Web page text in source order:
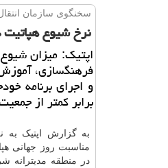
سخنگوی سازمان
نرخ شیوع
اپتیك: میزان
فرهنگسازی،
برابر كمتر از
به گزارش اپتیک به
در منطقه مدیترانه